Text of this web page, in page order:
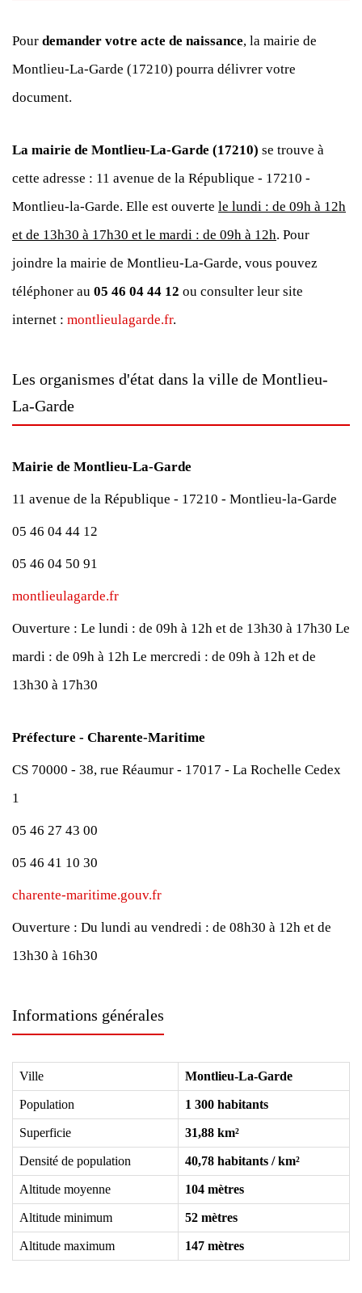
Pour demander votre acte de naissance, la mairie de
Montlieu-La-Garde (17210) pourra délivrer votre
document.
La mairie de Montlieu-La-Garde (17210) se trouve à
cette adresse : 11 avenue de la République - 17210 -
Montlieu-la-Garde. Elle est ouverte le lundi : de 09h à 12h
et de 13h30 à 17h30 et le mardi : de 09h à 12h. Pour
joindre la mairie de Montlieu-La-Garde, vous pouvez
téléphoner au 05 46 04 44 12 ou consulter leur site
internet : montlieulagarde.fr.
Les organismes d'état dans la ville de Montlieu-
La-Garde
Mairie de Montlieu-La-Garde
11 avenue de la République - 17210 - Montlieu-la-Garde
05 46 04 44 12
05 46 04 50 91
montlieulagarde.fr
Ouverture : Le lundi : de 09h à 12h et de 13h30 à 17h30 Le
mardi : de 09h à 12h Le mercredi : de 09h à 12h et de
13h30 à 17h30
Préfecture - Charente-Maritime
CS 70000 - 38, rue Réaumur - 17017 - La Rochelle Cedex
1
05 46 27 43 00
05 46 41 10 30
charente-maritime.gouv.fr
Ouverture : Du lundi au vendredi : de 08h30 à 12h et de
13h30 à 16h30
Informations générales
Ville Montlieu-La-Garde
Population 1 300 habitants
Superficie 31,88 km²
Densité de population 40,78 habitants / km²
Altitude moyenne 104 mètres
Altitude minimum 52 mètres
Altitude maximum 147 mètres